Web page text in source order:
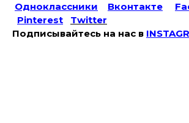
Одноклассники
Вконтакте
Pinterest
Twitter
Подписывайтесь на наc в